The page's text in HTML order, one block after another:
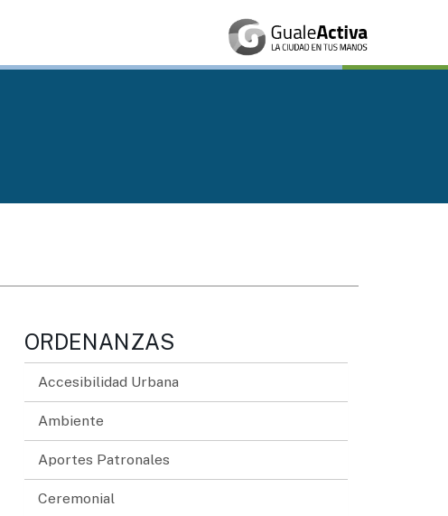
ORDENANZAS
Accesibilidad Urbana
Ambiente
Aportes Patronales
Ceremonial